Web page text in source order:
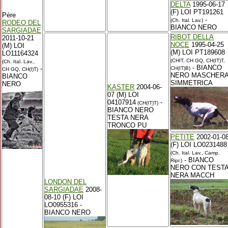
Père
RODEO DEL
SARGIADAE
2011-10-21
(M) LOI
LO11164324
(Ch. Ital. Lav.,
CH GQ, CH(I)T) -
BIANCO
NERO
DELTA1995-06-17
(F) LOI PT191261
(Ch. Ital. Lav.) -
BIANCO NERO
LONDON DEL
SARGIADAE 2008-
08-10 (F) LOI
LO0955316 -
BIANCO NERO
KASTER 2004-06-
07 (M) LOI
04107914 (CH(IT)T) -
BIANCO NERO
TESTA NERA
TRONCO PU
RIBOT DELLA
NOCE 1995-04-25
(M) LOI PT189608
(CHIT, CH GQ, CH(IT)T,
CH(IT)B) - BIANCO
NERO
SIMMETRICA
PETITE 2002-01-
(F) LOI LO0231488
(Ch. Ital. Lav., Camp.
Ripr.) - BIANCO
NERO CON
NERA MACCH